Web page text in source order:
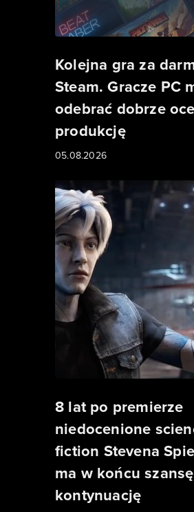
Kolejna gra za
Steam. Gracze PC
odebrać dobrze
produkcję
05.08.2026
8 lat po premierze
niedocenione
fiction Stevena
ma w końcu
kontynuację